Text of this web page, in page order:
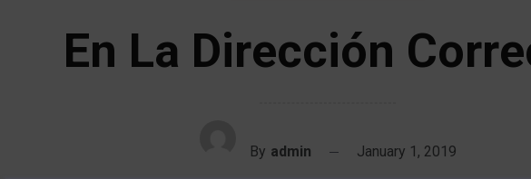
En La Dirección
By admin January 1, 2019